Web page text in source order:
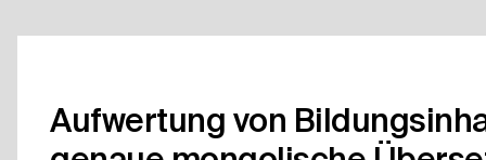
Aufwertung von